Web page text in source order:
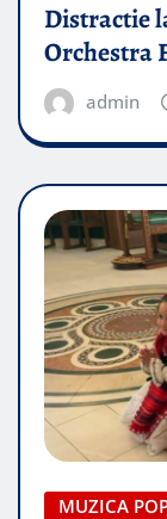
Distractie
Orchestra
admin
MUZICA